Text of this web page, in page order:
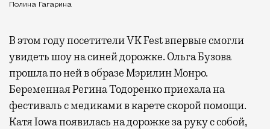
Полина Гагарина
В этом году посетители VK Fest впервые смогли
увидеть шоу на синей дорожке. Ольга Бузова
прошла по ней в образе Мэрилин Монро.
Беременная Регина Тодоренко приехала на
фестиваль с медиками в карете скорой помощи.
Катя Iowa появилась на дорожке за руку с собой,